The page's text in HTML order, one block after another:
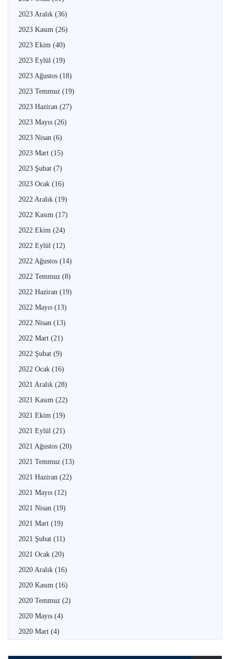
2023 Aralık (36)
2023 Kasım (26)
2023 Ekim (40)
2023 Eylül (19)
2023 Ağustos (18)
2023 Temmuz (19)
2023 Haziran (27)
2023 Mayıs (26)
2023 Nisan (6)
2023 Mart (15)
2023 Şubat (7)
2023 Ocak (16)
2022 Aralık (19)
2022 Kasım (17)
2022 Ekim (24)
2022 Eylül (12)
2022 Ağustos (14)
2022 Temmuz (8)
2022 Haziran (19)
2022 Mayıs (13)
2022 Nisan (13)
2022 Mart (21)
2022 Şubat (9)
2022 Ocak (16)
2021 Aralık (28)
2021 Kasım (22)
2021 Ekim (19)
2021 Eylül (21)
2021 Ağustos (20)
2021 Temmuz (13)
2021 Haziran (22)
2021 Mayıs (12)
2021 Nisan (19)
2021 Mart (19)
2021 Şubat (11)
2021 Ocak (20)
2020 Aralık (16)
2020 Kasım (16)
2020 Temmuz (2)
2020 Mayıs (4)
2020 Mart (4)